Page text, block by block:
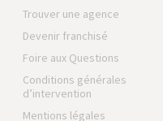
Trouver une agence
Devenir franchisé
Foire aux Questions
Conditions générales
d’intervention
Mentions légales